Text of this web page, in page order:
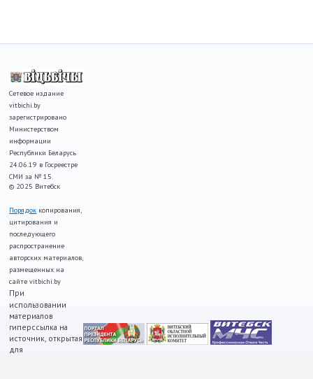
Сетевое издание
vitbichi.by
зарегистрировано
Министерством
информации
Республики Беларусь
24.06.19 в Госреестре
СМИ за № 15.
© 2025 Витебск
Порядок копирования,
цитирования и
последующего
распространение
авторских материалов,
размещенных на
сайте vitbichi.by
При
использовании
материалов
гиперссылка на
источник, открытая
для